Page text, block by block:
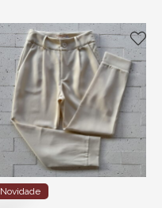
Novidade